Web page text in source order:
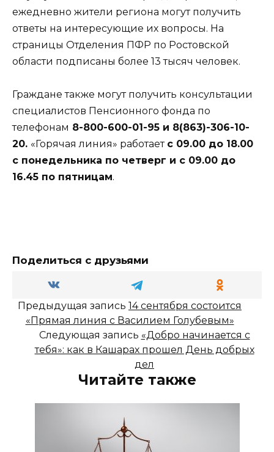
ежедневно жители региона могут получить
ответы на интересующие их вопросы. На
страницы Отделения ПФР по Ростовской
области подписаны более 13 тысяч человек.
Граждане также могут получить консультации
специалистов Пенсионного фонда по
телефонам 8-800-600-01-95 и 8(863)-306-10-
20. «Горячая линия» работает с 09.00 до 18.00
с понедельника по четверг и с 09.00 до
16.45 по пятницам.
Поделиться с друзьями
Предыдущая запись 14 сентября состоится
«Прямая линия с Василием Голубевым»
Следующая запись «Добро начинается с
тебя»: как в Кашарах прошел День добрых
дел
Читайте также